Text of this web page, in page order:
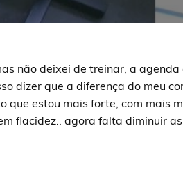
não deixei de treinar, a
dizer que a diferença do meu
que estou mais forte, com mais
flacidez.. agora falta diminuir